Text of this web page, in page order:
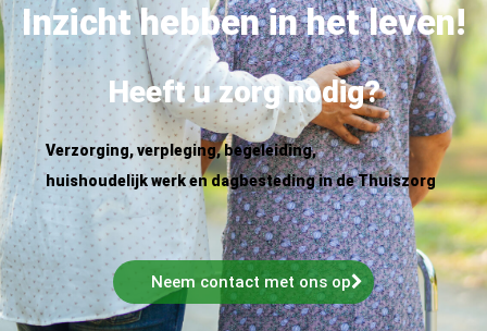
Inzicht hebben in het leven!
Heeft u zorg nodig?
Verzorging, verpleging, begeleiding,
huishoudelijk werk en dagbesteding in de Thuiszorg
Neem contact met ons op